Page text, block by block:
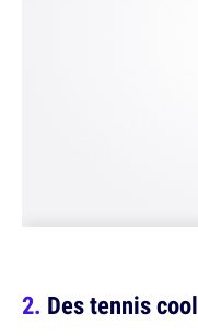
Des tennis cool